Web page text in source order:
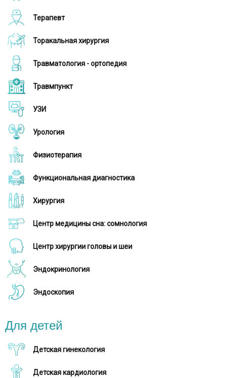
Терапевт
Торакальная хирургия
Травматология - ортопедия
Травмпункт
УЗИ
Урология
Физиотерапия
Функциональная диагностика
Хирургия
Центр медицины сна: сомнология
Центр хирургии головы и шеи
Эндокринология
Эндоскопия
Для детей
Детская гинекология
Детская кардиология